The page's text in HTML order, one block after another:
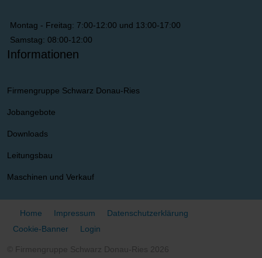
Montag - Freitag: 7:00-12:00 und 13:00-17:00
Samstag: 08:00-12:00
Informationen
Firmengruppe Schwarz Donau-Ries
Jobangebote
Downloads
Leitungsbau
Maschinen und Verkauf
Home Impressum
Datenschutzerklärung
Cookie-Banner
Login
© Firmengruppe Schwarz Donau-Ries 2026